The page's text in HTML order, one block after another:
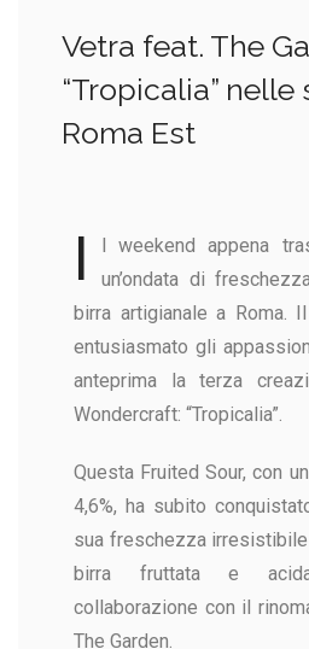
Vetra feat. The
“Tropicalia” nelle
Roma Est
I
l weekend appena
un’ondata di
birra artigianale a Roma.
entusiasmato gli
anteprima la terza
Wondercraft: “Tropicalia”.
Questa Fruited Sour, con
4,6%, ha subito
sua freschezza
birra fruttata e
collaborazione con il
The Garden.